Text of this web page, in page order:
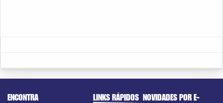
ENCONTRA
LINKS RÁPIDOS NOVIDADES POR E-